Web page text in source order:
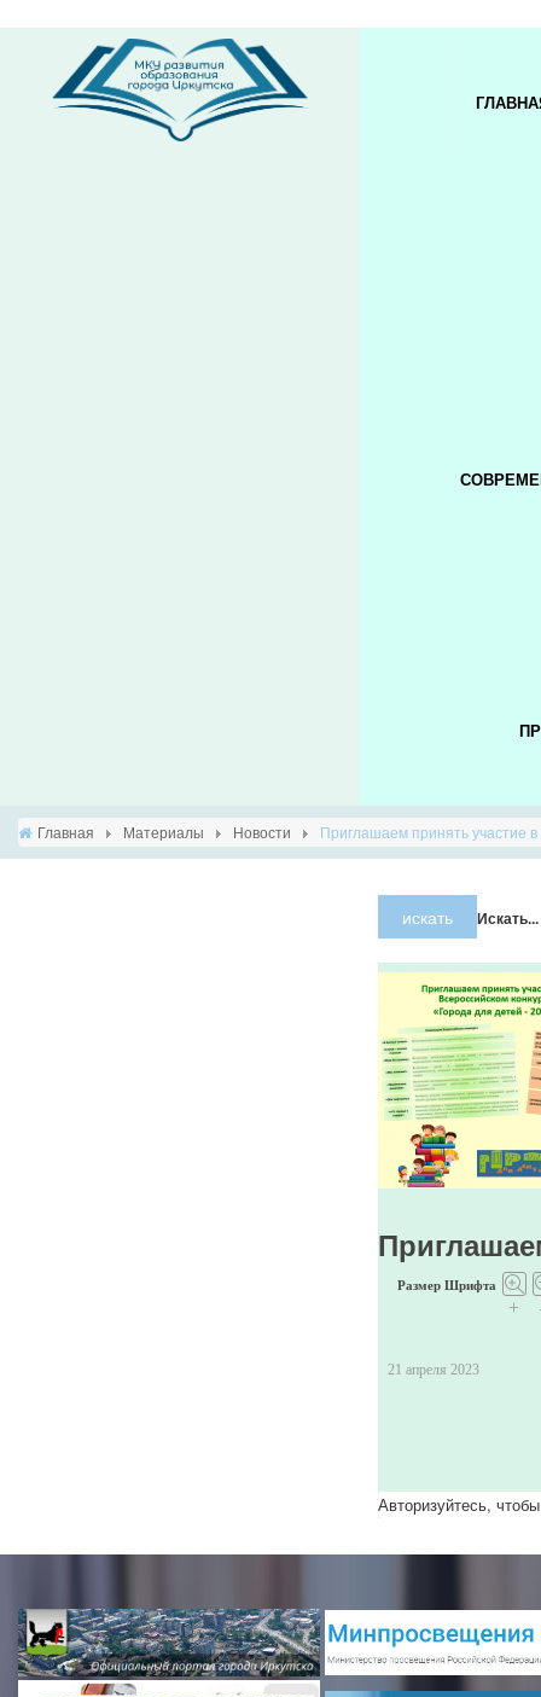
Главная Материалы Новости Приглашаем принять участие в
искать Искать...
Размер Шрифта
+
21 апреля 2023
Авторизуйтесь,